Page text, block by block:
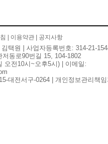
이용약관 공지사항
택원 | 사업자등록번호: 314-21-
동로90번길 15, 104-1802
오전10시~오후5시) | 이메일:
대전서구-0264 | 개인정보관리책